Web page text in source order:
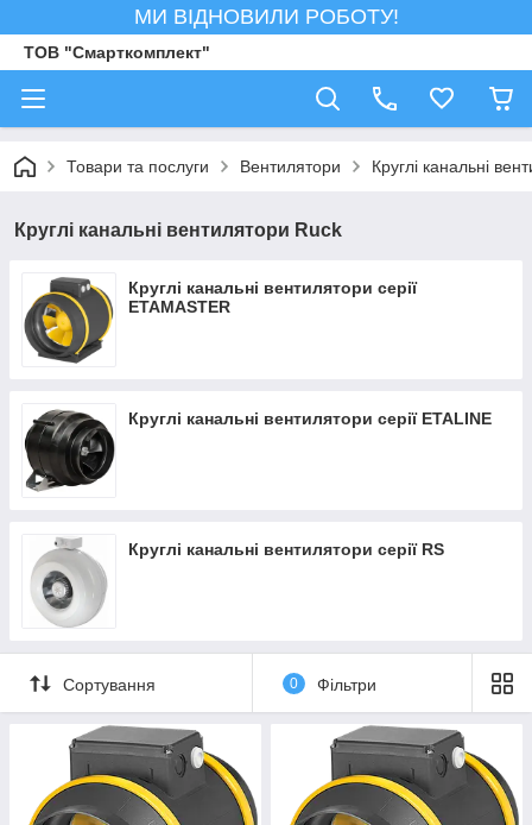
МИ ВІДНОВИЛИ РОБОТУ!
ТОВ "Смарткомплект"
Товари та послуги Вентилятори Круглі канальні
Круглі канальні вентилятори Ruck
Круглі канальні вентилятори серії
ETAMASTER
Круглі канальні вентилятори серії ETALINE
Круглі канальні вентилятори серії RS
Сортування 0 Фільтри